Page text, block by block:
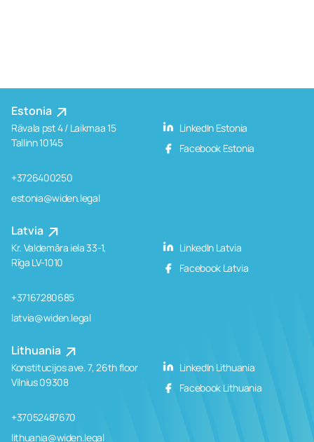
Estonia
Rävala pst 4 / Laikmaa 15
Tallinn 10145
+3726400250
estonia@widen.legal
LinkedIn Estonia
Facebook Estonia
Latvia
Kr. Valdemāra iela 33-1,
Rīga LV-1010
+37167280685
latvia@widen.legal
LinkedIn Latvia
Facebook Latvia
Lithuania
Konstitucijos ave. 7, 26th floor
Vilnius 09308
+37052487670
lithuania@widen.legal
LinkedIn Lithuania
Facebook Lithuania